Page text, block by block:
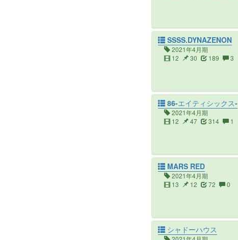
SSSS.DYNAZENON
2021年4月期
12
30 189 3
86-エイティシックス-
2021年4月期
12
47 314 1
MARS RED
2021年4月期
13
12 72 0
シャドーハウス